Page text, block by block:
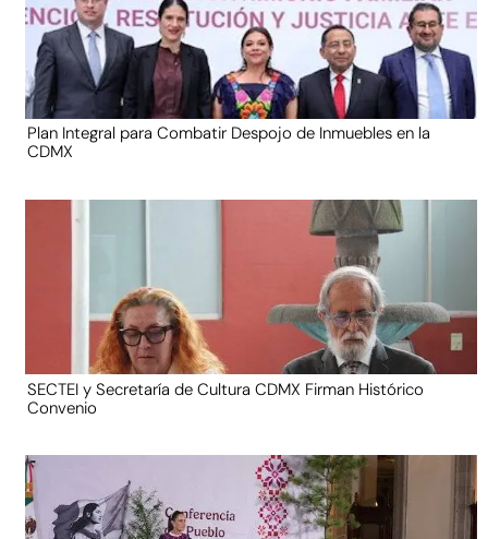
Plan Integral para Combatir Despojo de Inmuebles en la
CDMX
SECTEI y Secretaría de Cultura CDMX Firman Histórico
Convenio